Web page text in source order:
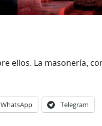
WhatsApp Telegram